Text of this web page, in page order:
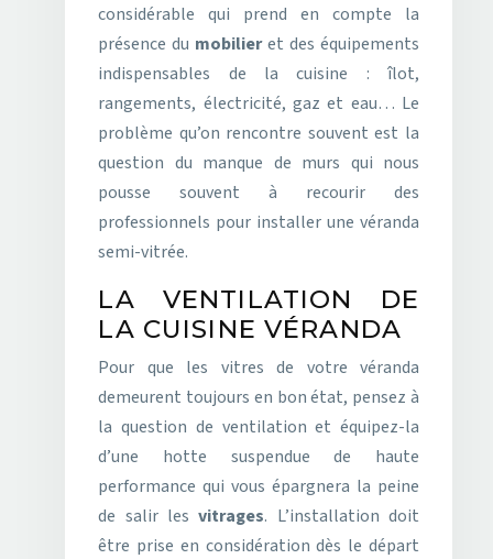
considérable qui prend en compte la
présence du mobilieret des équipements
indispensables de la cuisine : îlot,
rangements, électricité, gaz et eau… Le
problème qu’on rencontre souvent est la
question du manque de murs qui nous
pousse souvent à recourir des
professionnels pour installer une véranda
semi-vitrée.
LA VENTILATION DE
LA CUISINE VÉRANDA
Pour que les vitres de votre véranda
demeurent toujours en bon état, pensez à
la question de ventilation et équipez-la
d’une hotte suspendue de haute
performance qui vous épargnera la peine
de salir lesvitrages. L’installation doit
être prise en considération dès le départ